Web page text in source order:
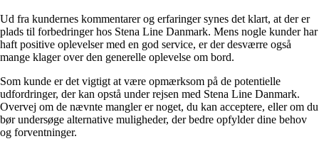
Ud fra kundernes kommentarer og erfaringer synes det klart, at der er
plads til forbedringer hos Stena Line Danmark. Mens nogle kunder har
haft positive oplevelser med en god service, er der desværre også
mange klager over den generelle oplevelse om bord.
Som kunde er det vigtigt at være opmærksom på de potentielle
udfordringer, der kan opstå under rejsen med Stena Line Danmark.
Overvej om de nævnte mangler er noget, du kan acceptere, eller om du
bør undersøge alternative muligheder, der bedre opfylder dine behov
og forventninger.